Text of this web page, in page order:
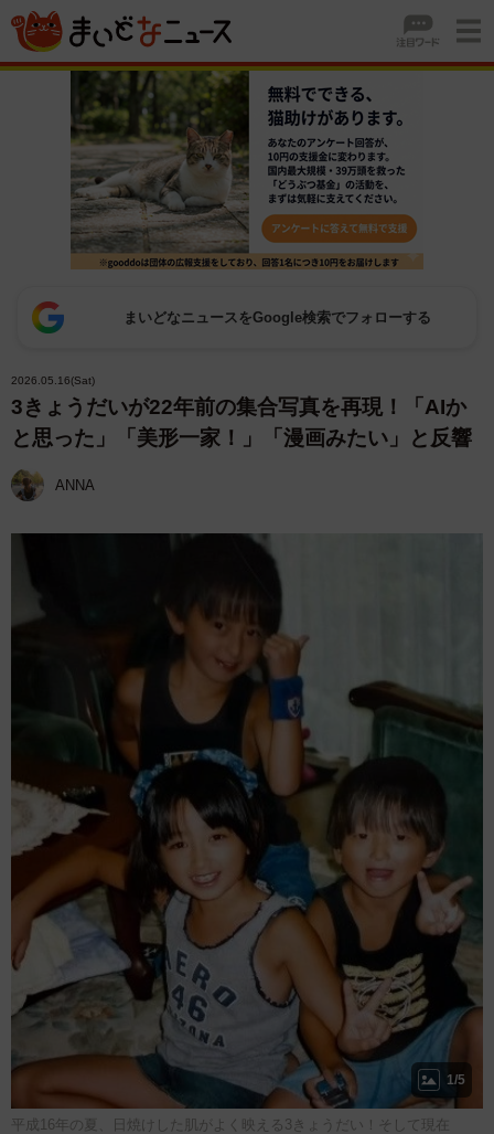
まいどなニュースをGoogle検索でフォローする
2026.05.16(Sat)
3きょうだいが22年前の集合写真を再現！「AIか
と思った」「美形一家！」「漫画みたい」と反響
ANNA
1/5
平成16年の夏、日焼けした肌がよく映える3きょうだい！そして現在